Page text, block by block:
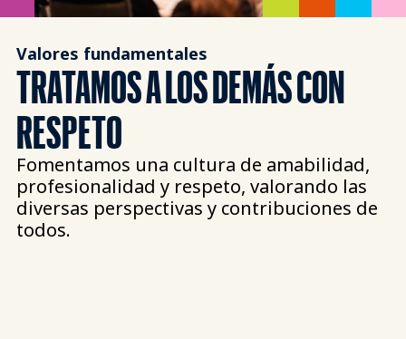
Valores fundamentales
TRATAMOS A LOS DEMÁS CON
RESPETO
Fomentamos una cultura de amabilidad,
profesionalidad y respeto, valorando las
diversas perspectivas y contribuciones de
todos.